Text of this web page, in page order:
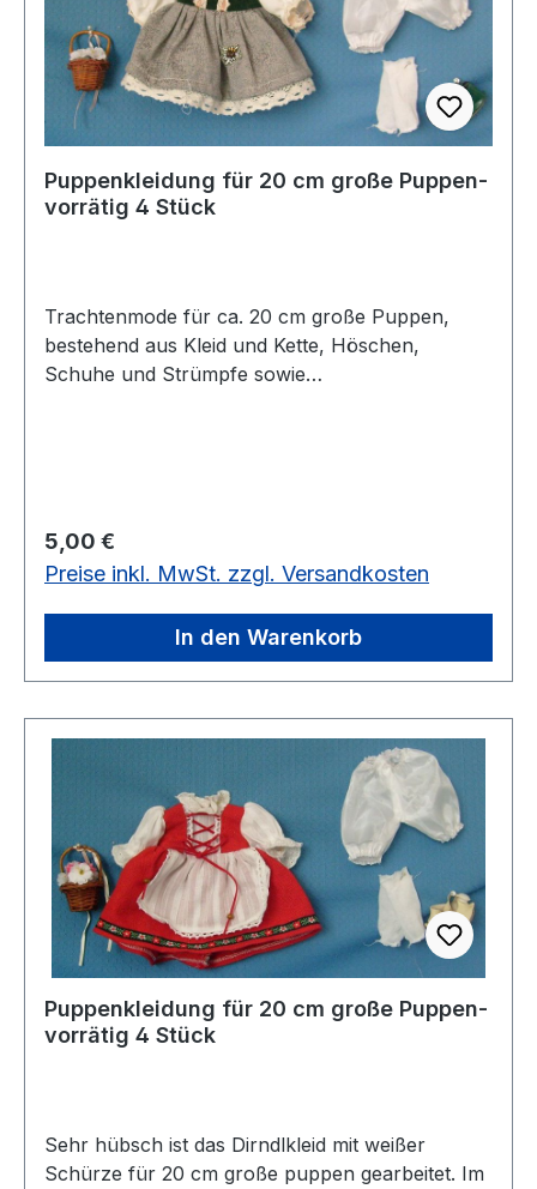
Puppenkleidung für 20 cm große Puppen-
vorrätig 4 Stück
Trachtenmode für ca. 20 cm große Puppen,
bestehend aus Kleid und Kette, Höschen,
Schuhe und Strümpfe sowie
Regulärer Preis:
5,00 €
Preise inkl. MwSt. zzgl. Versandkosten
In den Warenkorb
Puppenkleidung für 20 cm große Puppen-
vorrätig 4 Stück
Sehr hübsch ist das Dirndlkleid mit weißer
Schürze für 20 cm große puppen gearbeitet. Im